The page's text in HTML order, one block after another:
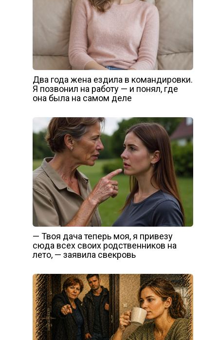
Два года жена ездила в командировки.
Я позвонил на работу — и понял, где
она была на самом деле
— Твоя дача теперь моя, я привезу
сюда всех своих родственников на
лето, — заявила свекровь